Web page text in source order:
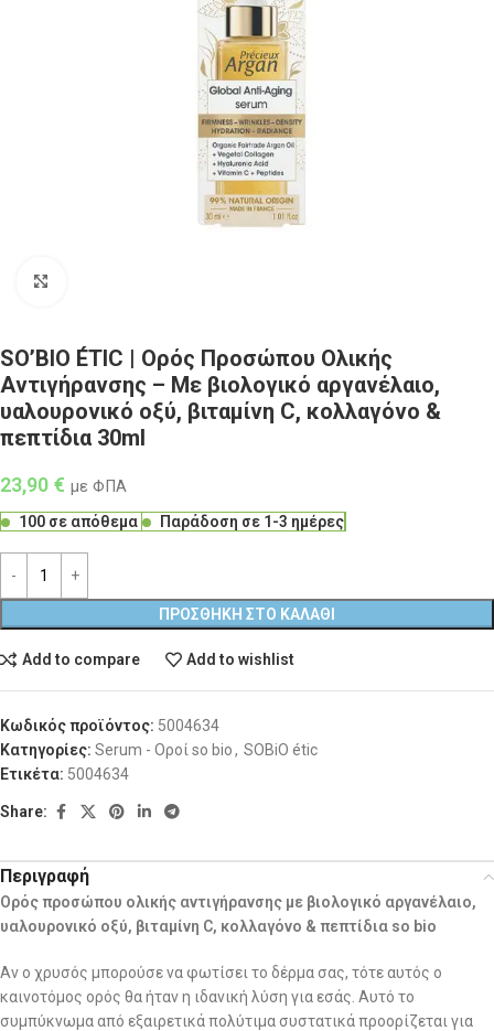
SO’BIO ÉTIC | Ορός Προσώπου Ολικής
Αντιγήρανσης – Με βιολογικό αργανέλαιο,
υαλουρονικό οξύ, βιταμίνη C, κολλαγόνο &
πεπτίδια 30ml
23,90 € με ΦΠΑ
100 σε απόθεμα Παράδοση σε 1-3 ημέρες
ΠΡΟΣΘΉΚΗ ΣΤΟ ΚΑΛΆΘΙ
Add to compare Add to wishlist
Κωδικός προϊόντος: 5004634
Κατηγορίες: Serum - Οροί so bio, SOBiO étic
Ετικέτα: 5004634
Share:
Περιγραφή
Ορός προσώπου ολικής αντιγήρανσης με βιολογικό αργανέλαιο,
υαλουρονικό οξύ, βιταμίνη C, κολλαγόνο & πεπτίδια so bio
Αν ο χρυσός μπορούσε να φωτίσει το δέρμα σας, τότε αυτός ο
καινοτόμος ορός θα ήταν η ιδανική λύση για εσάς. Αυτό το
συμπύκνωμα από εξαιρετικά πολύτιμα συστατικά προορίζεται για